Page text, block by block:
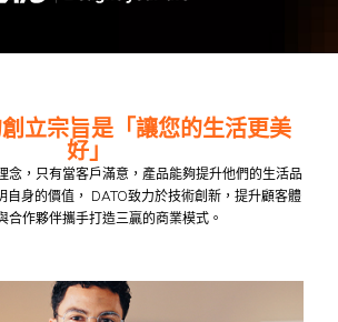
立宗旨是「讓您的生活更美
好」
念，只有當客戶滿意，產品能夠提升他們的生活品
自身的價值， DATO致力於技術創新，提升顧客體
合作夥伴攜手打造三贏的商業模式。